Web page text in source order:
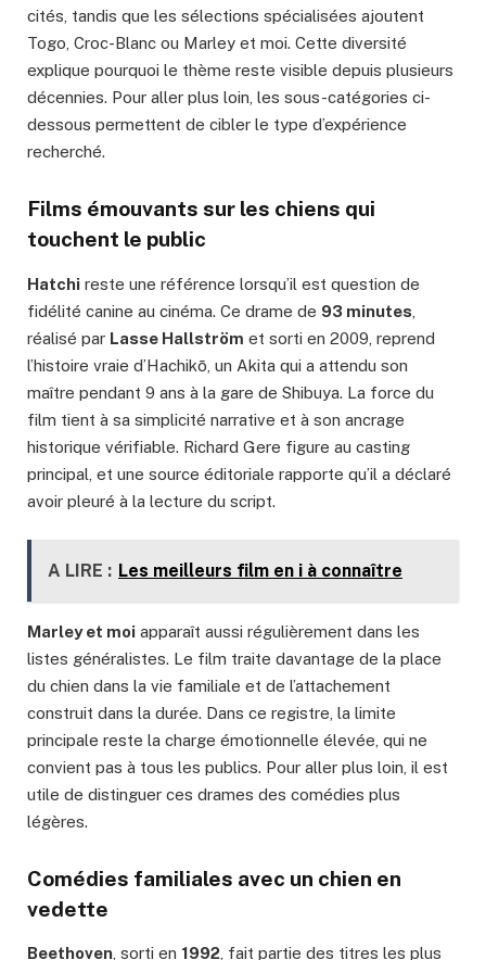
cités, tandis que les sélections spécialisées ajoutent
Togo, Croc-Blanc ou Marley et moi. Cette diversité
explique pourquoi le thème reste visible depuis plusieurs
décennies. Pour aller plus loin, les sous-catégories ci-
dessous permettent de cibler le type d’expérience
recherché.
Films émouvants sur les chiens qui
touchent le public
Hatchi reste une référence lorsqu’il est question de
fidélité canine au cinéma. Ce drame de 93 minutes
réalisé par Lasse Hallström et sorti en 2009, reprend
l’histoire vraie d’Hachikō, un Akita qui a attendu son
maître pendant 9 ans à la gare de Shibuya. La force du
film tient à sa simplicité narrative et à son ancrage
historique vérifiable. Richard Gere figure au casting
principal, et une source éditoriale rapporte qu’il a déclaré
avoir pleuré à la lecture du script.
A LIRE : Les meilleurs film en i à connaître
Marley et moi apparaît aussi régulièrement dans les
listes généralistes. Le film traite davantage de la place
du chien dans la vie familiale et de l’attachement
construit dans la durée. Dans ce registre, la limite
principale reste la charge émotionnelle élevée, qui ne
convient pas à tous les publics. Pour aller plus loin, il est
utile de distinguer ces drames des comédies plus
légères.
Comédies familiales avec un chien en
vedette
Beethoven , sorti en 1992 , fait partie des titres les plus